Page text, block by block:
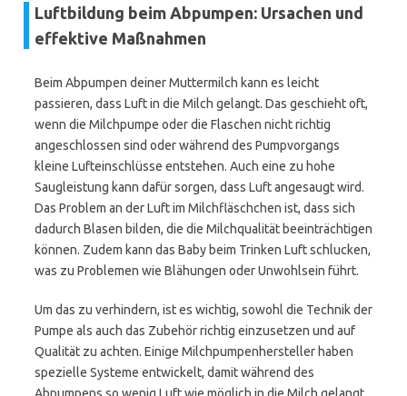
Luftbildung beim Abpumpen: Ursachen und
effektive Maßnahmen
Beim Abpumpen deiner Muttermilch kann es leicht
passieren, dass Luft in die Milch gelangt. Das geschieht oft,
wenn die Milchpumpe oder die Flaschen nicht richtig
angeschlossen sind oder während des Pumpvorgangs
kleine Lufteinschlüsse entstehen. Auch eine zu hohe
Saugleistung kann dafür sorgen, dass Luft angesaugt wird.
Das Problem an der Luft im Milchfläschchen ist, dass sich
dadurch Blasen bilden, die die Milchqualität beeinträchtigen
können. Zudem kann das Baby beim Trinken Luft schlucken,
was zu Problemen wie Blähungen oder Unwohlsein führt.
Um das zu verhindern, ist es wichtig, sowohl die Technik der
Pumpe als auch das Zubehör richtig einzusetzen und auf
Qualität zu achten. Einige Milchpumpenhersteller haben
spezielle Systeme entwickelt, damit während des